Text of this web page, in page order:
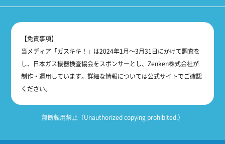
【免責事項】
当メディア「ガスキキ！」は2024年1月～3月31日にかけて調査を
し、日本ガス機器検査協会をスポンサーとし、Zenken株式会社が
制作・運用しています。詳細な情報については公式サイトでご確認
ください。
無断転用禁止（Unauthorized copying prohibited.）